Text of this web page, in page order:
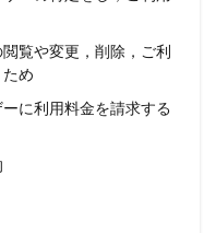
覧や変更，削除，ご利
め
に利用料金を請求する